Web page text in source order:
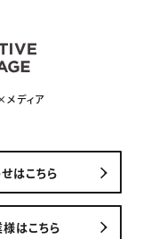
メディア
はこちら
はこちら